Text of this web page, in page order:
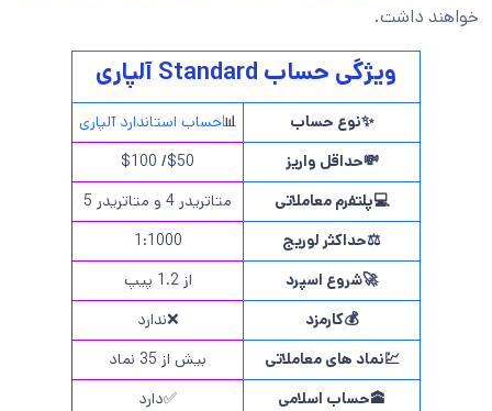
خواهند داشت.
ویژگی حساب Standard آلپاری
✨نوع حساب 📊حساب استاندارد آلپاری
💸حداقل واریز
$50/ $100
💻پلتفرم معاملاتی
متاتریدر 4 و متاتریدر 5
⚖️حداکثر لوریج
1:1000
🚀شروع اسپرد
از 1.2 پیپ
💰کارمزد
❌ندارد
💹نماد های معاملاتی
بیش از 35 نماد
🕋حساب اسلامی
✅دارد